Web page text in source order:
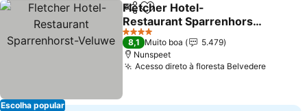
Escolha popular
PartilharAdicionar aos favoritos
Fletcher Hotel-
Restaurant Sparrenhorst-
Veluwe
Ver preços
4 Estrelas
8,1 Muito boa
5.479
Nunspeet
Acesso direto à floresta BelvedereVer